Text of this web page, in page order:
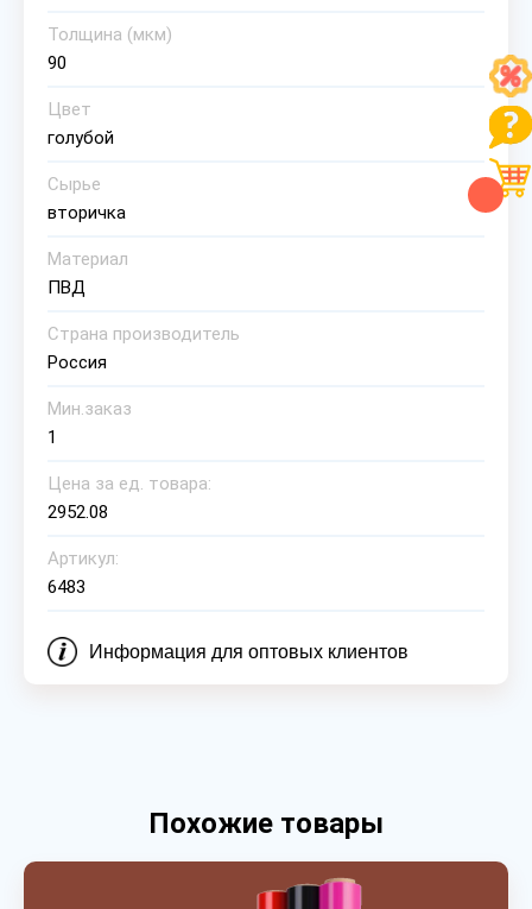
Толщина (мкм)
90
Цвет
голубой
Сырье
вторичка
Материал
ПВД
Страна производитель
Россия
Мин.заказ
1
Цена за ед. товара:
2952.08
Артикул:
6483
Информация для оптовых клиентов
Похожие товары